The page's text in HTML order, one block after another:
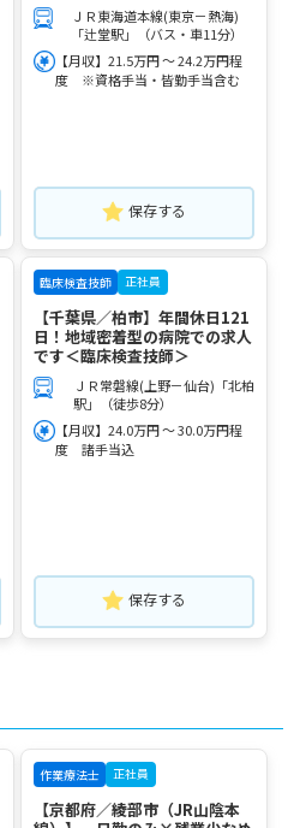
ＪＲ東海道本線(東京－熱海)
「辻堂駅」（バス・車11分）
【月収】21.5万円 ～ 24.2万円程
度 ※資格手当・皆勤手当含む
保存する
臨床検査技師 正社員
【千葉県／柏市】年間休日121
日！地域密着型の病院での求人
です＜臨床検査技師＞
ＪＲ常磐線(上野－仙台)「北柏
駅」（徒歩8分）
【月収】24.0万円 ～ 30.0万円程
度 諸手当込
保存する
作業療法士 正社員
【京都府／綾部市（JR山陰本